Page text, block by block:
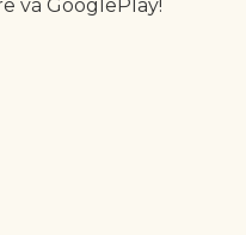
và GooglePlay!